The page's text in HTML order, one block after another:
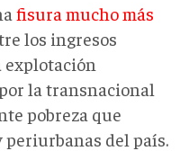
fisura mucho más
los ingresos
la transnacional
pobreza que
periurbanas del país.